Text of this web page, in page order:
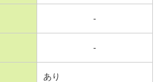
-
-
あり